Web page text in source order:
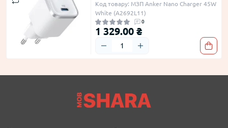
Код товару: МЗП Anker Nano Charger 45W
White (A2692L11)
0
1 329.00 ₴